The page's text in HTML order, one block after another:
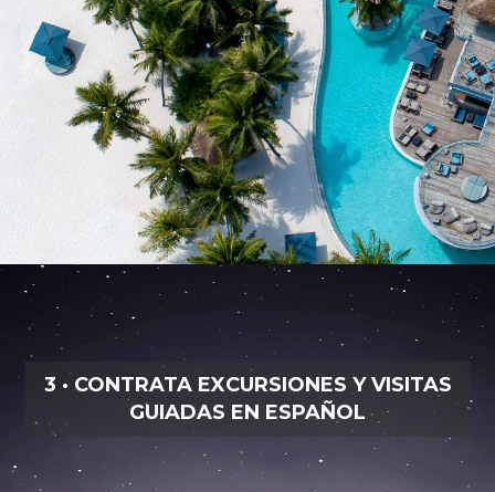
3 · CONTRATA EXCURSIONES Y VISITAS
GUIADAS EN ESPAÑOL